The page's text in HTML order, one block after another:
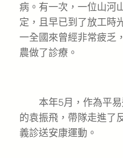
病。有一次，一位山河
定，且早已到了放工時
一全國來曾經非常疲乏
農做了診療。
本年5月，作為平易
的袁振飛，帶隊走進了
義診送安康運動。